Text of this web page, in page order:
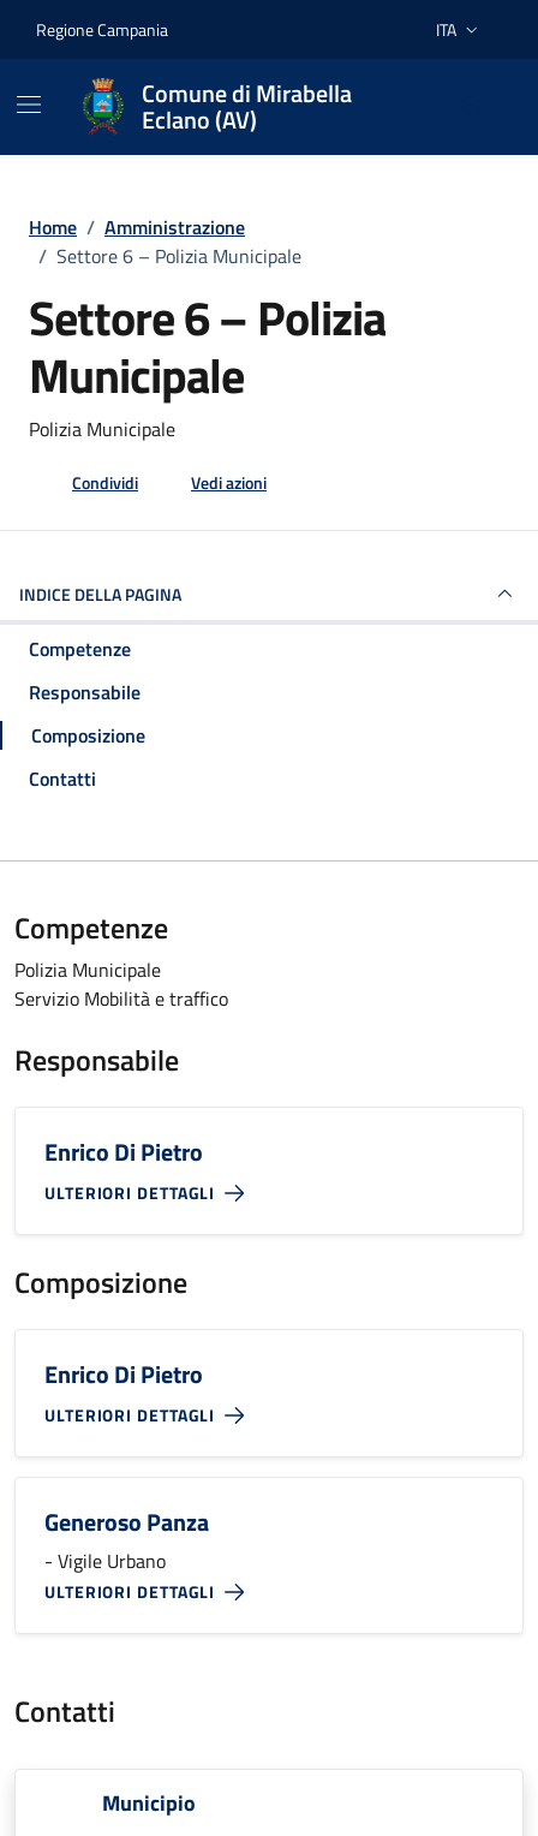
Regione Campania Lingua attiva:
ITA
Comune di Mirabella
Eclano (AV)
Home / Amministrazione
/ Settore 6 – Polizia Municipale
Settore 6 – Polizia
Municipale
Polizia Municipale
Condividi Vedi azioni
INDICE DELLA PAGINA
Competenze
Responsabile
Composizione
Contatti
Competenze
Polizia Municipale
Servizio Mobilità e traffico
Responsabile
Enrico Di Pietro
ULTERIORI DETTAGLI
Composizione
Enrico Di Pietro
ULTERIORI DETTAGLI
Generoso Panza
- Vigile Urbano
ULTERIORI DETTAGLI
Contatti
Municipio